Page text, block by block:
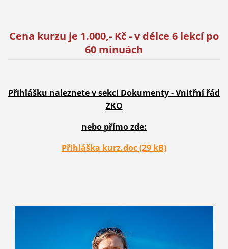
Cena kurzu je 1.000,- Kč - v délce 6 lekcí po
60 minuách
Přihlášku naleznete v sekci Dokumenty - Vnitřní řád
ZKO
nebo přímo zde:
Přihláška kurz.doc (29 kB)